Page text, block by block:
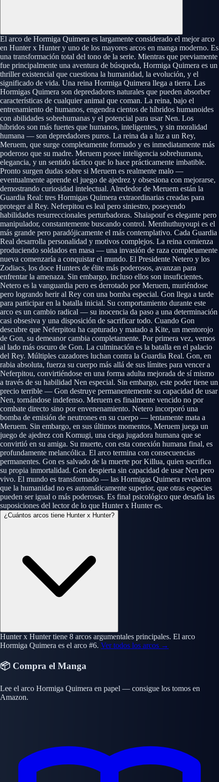
El arco de Hormiga Quimera es largamente considerado el mejor arco
en Hunter x Hunter y uno de los mayores arcos en manga moderno. Es
una transformación total del tono de la serie. Mientras que previamente
fue principalmente una aventura de búsqueda, Hormiga Quimera es un
thriller existencial que cuestiona la humanidad, la evolución, y el
significado de vida. Una reina Hormiga Quimera llega a tierra. Las
Hormigas Quimera son depredadores naturales que pueden absorber
características de cualquier animal que coman. La reina, bajo el
entrenamiento de humanos, engendra cientos de híbridos humanoides
con abilidades sobrehumanas y el potencial para usar Nen. Los
híbridos son más fuertes que humanos, inteligentes, y sin moralidad
humana — son depredadores puros. La reina da a luz a un Rey,
Meruem, que surge completamente formado y es inmediatamente más
poderoso que su madre. Meruem posee inteligencia sobrehumana,
elegancia, y un sentido táctico que lo hace prácticamente imbatible.
Pronto surgen dudas sobre si Meruem es realmente malo —
eventualmente aprende el juego de ajedrez y obsesiona con mejorarse,
demostrando curiosidad intelectual. Alrededor de Meruem están la
Guardia Real: tres Hormigas Quimera extraordinarias creadas para
proteger al Rey. Neferpitou es leal pero siniestro, poseyendo
habilidades resurreccionales perturbadoras. Shaiapouf es elegante pero
manipulador, constantemente buscando control. Menthuthuyoupi es el
más grande pero paradójicamente el más contemplativo. Cada Guardia
Real desarrolla personalidad y motivos complejos. La reina comienza
produciendo soldados en masa — una invasión de raza completamente
nueva comenzaría a conquistar el mundo. El Presidente Netero y los
Zodiacs, los doce Hunters de élite más poderosos, avanzan para
enfrentar la amenaza. Sin embargo, incluso ellos son insuficientes.
Netero es la vanguardia pero es derrotado por Meruem, muriéndose
pero logrando herir al Rey con una bomba especial. Gon llega a tarde
para participar en la batalla inicial. Su comportamiento durante este
arco es un cambio radical — su inocencia da paso a una determinación
casi obsesiva y una disposición de sacrificar todo. Cuando Gon
descubre que Neferpitou ha capturado y matado a Kite, un mentorojo
de Gon, su demeanor cambia completamente. Por primera vez, vemos
al lado más oscuro de Gon. La culminación es la batalla en el palacio
del Rey. Múltiples cazadores luchan contra la Guardia Real. Gon, en
rabia absoluta, fuerza su cuerpo más allá de sus límites para vencer a
Neferpitou, convirtiéndose en una forma adulta mejorada de sí mismo
a través de su habilidad Nen especial. Sin embargo, este poder tiene un
precio terrible — Gon destruye permanentemente su capacidad de usar
Nen, tornándose indefenso. Meruem es finalmente vencido no por
combate directo sino por envenenamiento. Netero incorporó una
bomba de emisión de neutrones en su cuerpo — lentamente mata a
Meruem. Sin embargo, en sus últimos momentos, Meruem juega un
juego de ajedrez con Komugi, una ciega jugadora humana que se
convirtió en su amiga. Su muerte, con esta conexión humana final, es
profundamente melancólica. El arco termina con consecuencias
permanentes. Gon es salvado de la muerte por Killua, quien sacrifica
su propia inmortalidad. Gon despierta sin capacidad de usar Nen pero
vivo. El mundo es transformado — las Hormigas Quimera revelaron
que la humanidad no es automáticamente superior, que otras especies
pueden ser igual o más poderosas. Es final psicológico que desafía las
suposiciones del lector de lo que Hunter x Hunter es.
¿Cuántos arcos tiene Hunter x Hunter?
Hunter x Hunter tiene 8 arcos argumentales principales. El arco
Hormiga Quimera es el arco #6. Ver todos los arcos →
📦 Compra el Manga
Lee el arco Hormiga Quimera en papel — consigue los tomos en
Amazon.